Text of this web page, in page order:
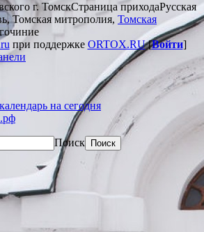
г. ТомскСтраница приходаРусская
Томская митрополия, Томская
при поддержке ORTOX.RU[Войти]
на сегодня
Поиск